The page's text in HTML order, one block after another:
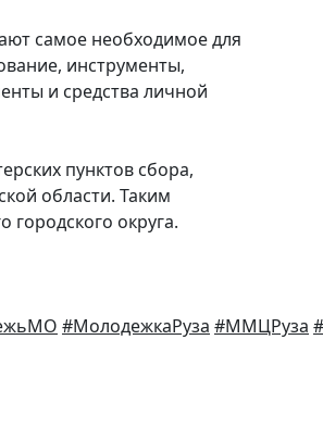
самое необходимое для
инструменты,
и средства личной
пунктов сбора,
области. Таким
городского округа.
#МолодежкаРуза #ММЦРуза